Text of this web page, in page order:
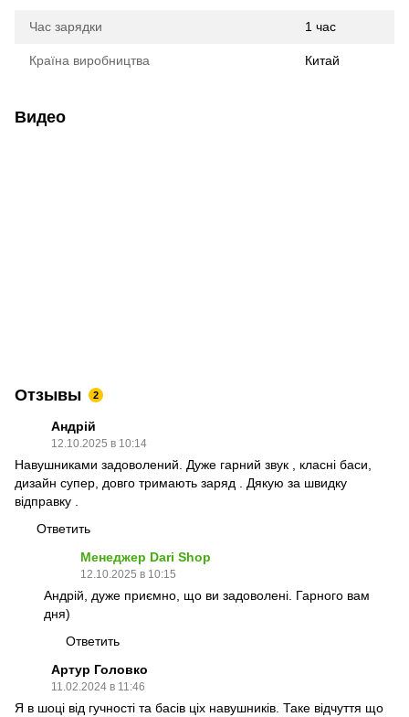
Час зарядки 1 час
Країна виробництва Китай
Видео
Отзывы 2
Андрій
12.10.2025 в 10:14
Навушниками задоволений. Дуже гарний звук , класні баси,
дизайн супер, довго тримають заряд . Дякую за швидку
відправку .
Ответить
Менеджер Dari Shop
12.10.2025 в 10:15
Андрій, дуже приємно, що ви задоволені. Гарного вам
дня)
Ответить
Артур Головко
11.02.2024 в 11:46
Я в шоці від гучності та басів ціх навушників. Таке відчуття що